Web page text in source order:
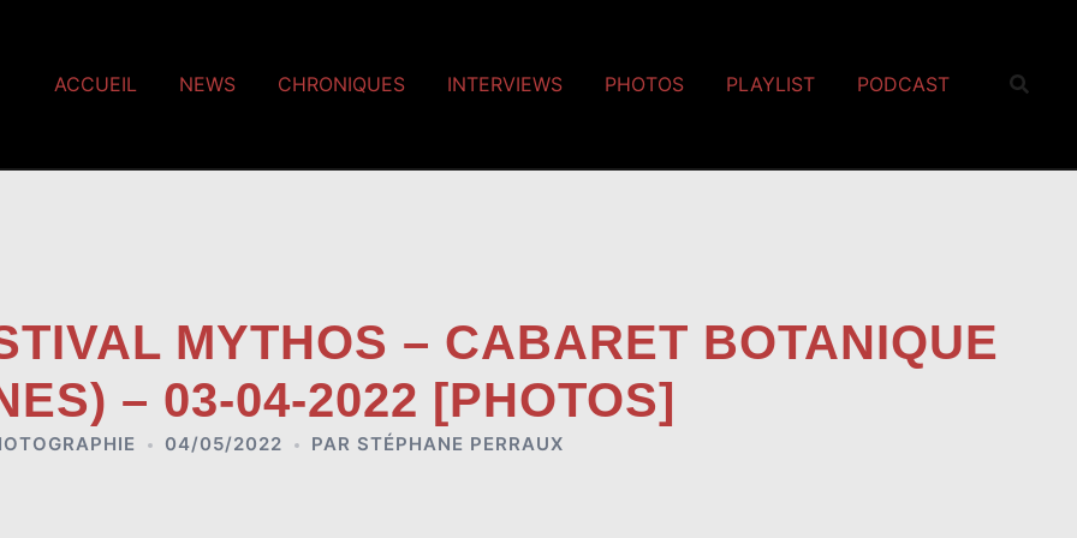
ACCUEIL NEWS CHRONIQUES INTERVIEWS PHOTOS PLAYLIST PODCAST
MYTHOS – CABARET BOTANIQUE
– 03-04-2022 [PHOTOS]
04/05/2022 PAR STÉPHANE PERRAUX